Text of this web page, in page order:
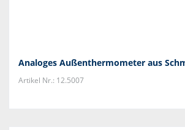
Analoges Außenthermometer aus
Artikel Nr.: 12.5007